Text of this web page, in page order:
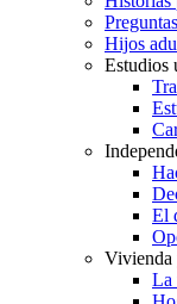
Hijos
Estudios
El
Vivienda
La